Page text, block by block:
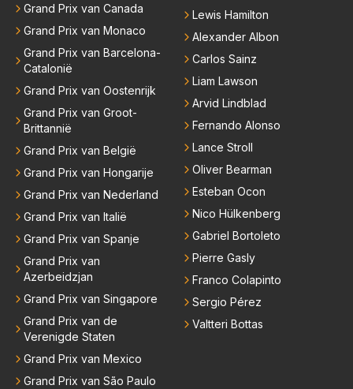
Grand Prix van Canada
Grand Prix van Monaco
Grand Prix van Barcelona-
Catalonië
Grand Prix van Oostenrijk
Grand Prix van Groot-
Brittannië
Grand Prix van België
Grand Prix van Hongarije
Grand Prix van Nederland
Grand Prix van Italië
Grand Prix van Spanje
Grand Prix van
Azerbeidzjan
Grand Prix van Singapore
Grand Prix van de
Verenigde Staten
Grand Prix van Mexico
Grand Prix van São Paulo
Lewis Hamilton
Alexander Albon
Carlos Sainz
Liam Lawson
Arvid Lindblad
Fernando Alonso
Lance Stroll
Oliver Bearman
Esteban Ocon
Nico Hülkenberg
Gabriel Bortoleto
Pierre Gasly
Franco Colapinto
Sergio Pérez
Valtteri Bottas